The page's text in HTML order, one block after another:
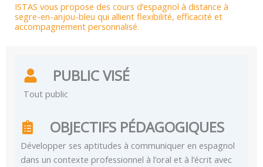
ISTAS vous propose des cours d’espagnol à distance à
segre-en-anjou-bleu qui allient flexibilité, efficacité et
accompagnement personnalisé.
PUBLIC VISÉ
Tout public
OBJECTIFS PÉDAGOGIQUES
Développer ses aptitudes à communiquer en espagnol
dans un contexte professionnel à l’oral et à l’écrit avec